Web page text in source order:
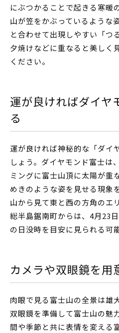
にぶつかることで起きる寒暖
山が笠をかぶっているような
と合わせて出現しやすい「つ
夕焼けなどに重なると美しく
ください。
運が良ければダイヤ
る
運が良ければ神秘的な「ダイ
しょう。ダイヤモンド富士は
ミングに富士山頂に太陽が重
めきのような姿を見せる現象
山から見て東と西の方角のエ
総半島鋸南町からは、4月23
の日没時を目安に見られる可
カメラや双眼鏡を用
肉眼で見る富士山の全景は雄
双眼鏡を準備して富士山の魅
間や季節と共に表情を変える